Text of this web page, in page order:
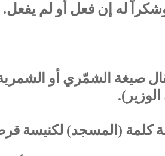
له إن فعل ‏أو لم يفعل.
كلمة (المسجد) لكنيسة